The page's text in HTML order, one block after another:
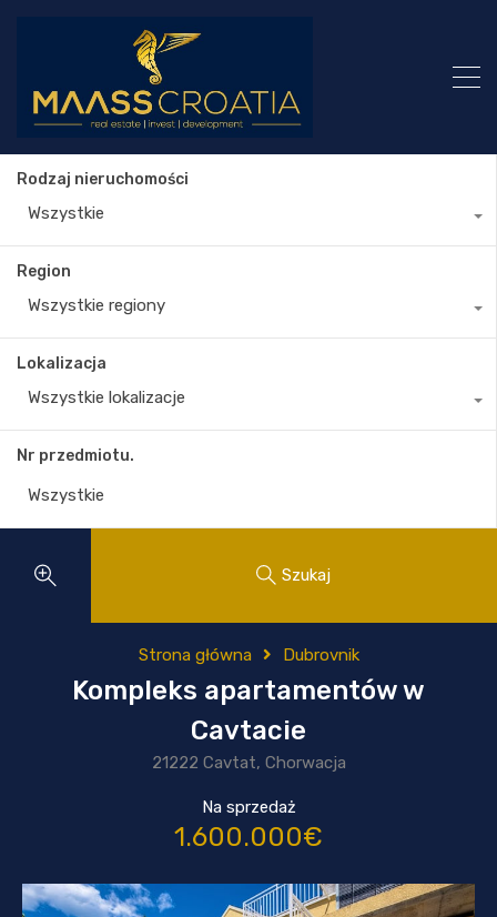
Rodzaj nieruchomości
Wszystkie
Region
Wszystkie regiony
Lokalizacja
Wszystkie lokalizacje
Nr przedmiotu.
Szukaj
Strona główna Dubrovnik
Kompleks apartamentów w
Cavtacie
21222 Cavtat, Chorwacja
Na sprzedaż
1.600.000€